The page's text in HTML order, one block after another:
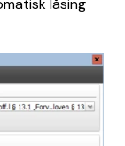
låsing